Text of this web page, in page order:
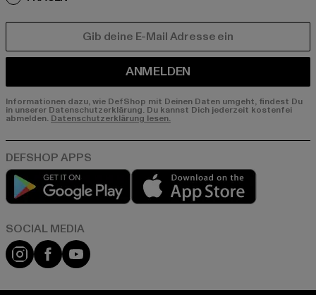
ANMELDEN
Informationen dazu, wie DefShop mit Deinen Daten umgeht, findest Du
in unserer Datenschutzerklärung. Du kannst Dich jederzeit kostenfei
abmelden. Datenschutzerklärung lesen.
Play market
Instagram
FacebookYouTube